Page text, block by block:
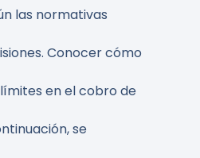
las normativas
Conocer cómo
en el cobro de
se